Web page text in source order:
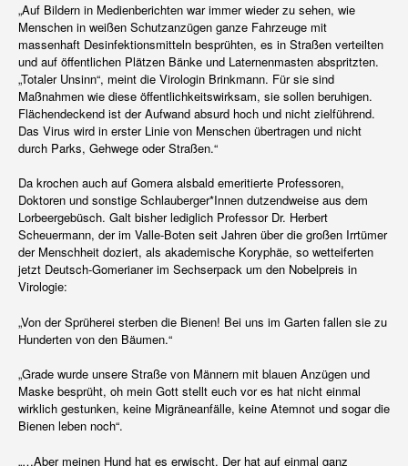
„Auf Bildern in Medienberichten war immer wieder zu sehen, wie
Menschen in weißen Schutzanzügen ganze Fahrzeuge mit
massenhaft Desinfektionsmitteln besprühten, es in Straßen verteilten
und auf öffentlichen Plätzen Bänke und Laternenmasten abspritzten.
„Totaler Unsinn“, meint die Virologin Brinkmann. Für sie sind
Maßnahmen wie diese öffentlichkeitswirksam, sie sollen beruhigen.
Flächendeckend ist der Aufwand absurd hoch und nicht zielführend.
Das Virus wird in erster Linie von Menschen übertragen und nicht
durch Parks, Gehwege oder Straßen.“
Da krochen auch auf Gomera alsbald emeritierte Professoren,
Doktoren und sonstige Schlauberger*Innen dutzendweise aus dem
Lorbeergebüsch. Galt bisher lediglich Professor Dr. Herbert
Scheuermann, der im Valle-Boten seit Jahren über die großen Irrtümer
der Menschheit doziert, als akademische Koryphäe, so wetteiferten
jetzt Deutsch-Gomerianer im Sechserpack um den Nobelpreis in
Virologie:
„Von der Sprüherei sterben die Bienen! Bei uns im Garten fallen sie zu
Hunderten von den Bäumen.“
„Grade wurde unsere Straße von Männern mit blauen Anzügen und
Maske besprüht, oh mein Gott stellt euch vor es hat nicht einmal
wirklich gestunken, keine Migräneanfälle, keine Atemnot und sogar die
Bienen leben noch“.
„…Aber meinen Hund hat es erwischt. Der hat auf einmal ganz